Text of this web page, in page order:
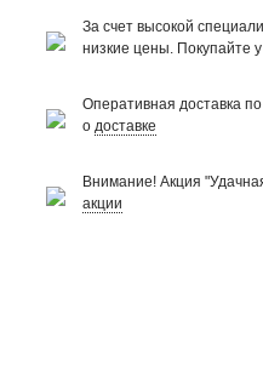
За счет высокой
низкие цены. Покупайте
Оперативная доставка
о доставке
Внимание! Акция
акции